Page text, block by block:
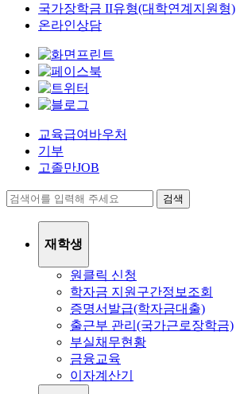
국가장학금 II유형(대학연계지원형)
온라인상담
교육급여바우처
기부
고졸만JOB
검색
재학생
원클릭 신청
학자금 지원구간정보조회
증명서발급(학자금대출)
출근부 관리(국가근로장학금)
부실채무현황
금융교육
이자계산기